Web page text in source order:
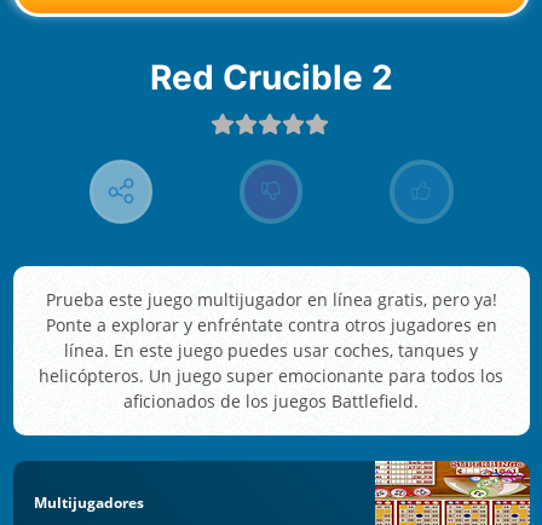
Red Crucible 2
Prueba este juego multijugador en línea gratis, pero ya!
Ponte a explorar y enfréntate contra otros jugadores en
línea. En este juego puedes usar coches, tanques y
helicópteros. Un juego super emocionante para todos los
aficionados de los juegos Battlefield.
Multijugadores